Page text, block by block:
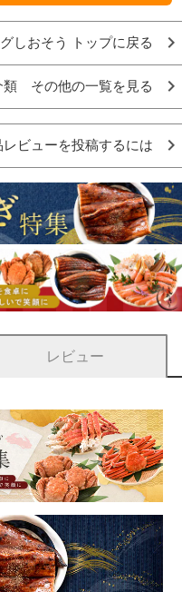
しおそう トップに戻る
類 その他の一覧を見る
レビューを投稿するには
レビュー